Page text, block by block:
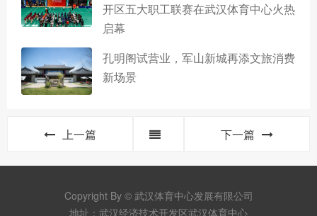
开区五大职工联赛在武汉体育中心火热
启幕
孔明阁试营业，军山新城再添文旅消费
新场景
上一篇 下一篇
Copyright By © 武汉体育中心发展有限公司
地址：武汉经济技术开发区武汉体育中心